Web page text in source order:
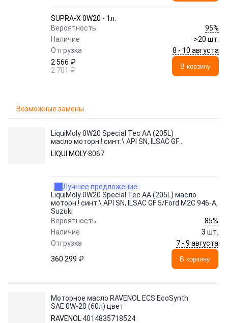
SUPRA-X 0W20 - 1л.
Вероятность
95%
Наличие
>20 шт.
Отгрузка
8 - 10 августа
2 566 ₽
2 701 ₽
В корзину
Возможные замены
LiquiMoly 0W20 Special Tec AA (205L)
масло моторн.! синт.\ API SN, ILSAC GF
5/Ford M2C 946-A, Suzuki
LIQUI MOLY8067
Лучшее предложение
LiquiMoly 0W20 Special Tec AA (205L) масло
моторн.! синт.\ API SN, ILSAC GF 5/Ford M2C 946-A,
Suzuki
Вероятность
85%
Наличие
3 шт.
Отгрузка
7 - 9 августа
360 299 ₽
В корзину
Моторное масло RAVENOL ECS EcoSynth
SAE 0W-20 (60л) цвет
RAVENOL4014835718524